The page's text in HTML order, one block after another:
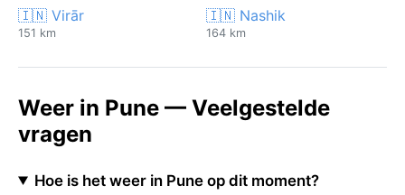
🇮🇳 Virār
151 km
🇮🇳 Nashik
164 km
Weer in Pune — Veelgestelde
vragen
Hoe is het weer in Pune op dit moment?